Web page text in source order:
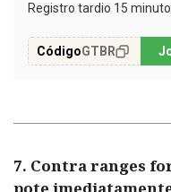
Registro tardio 15
CódigoGTBR
7. Contra ranges